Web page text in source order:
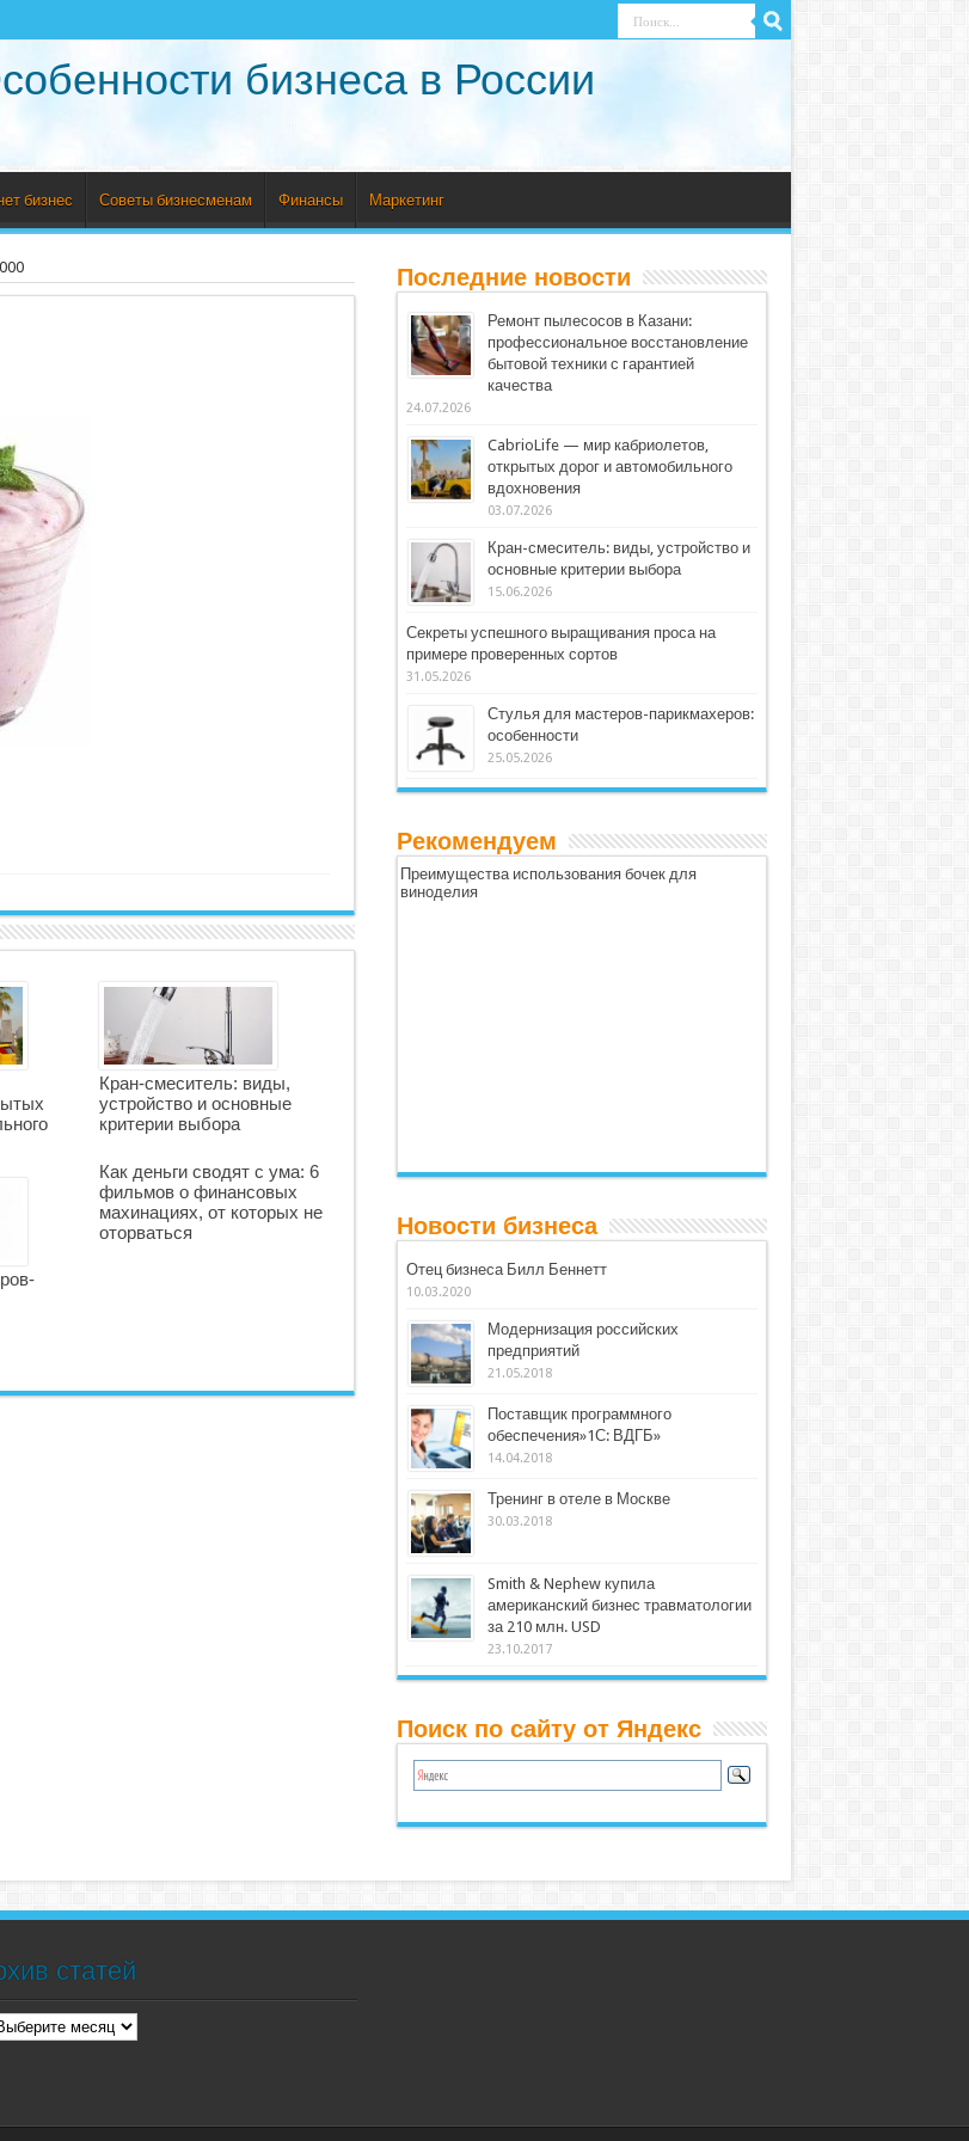
бизнеса в России
бизнес Советы бизнесменам Финансы Маркетинг
Кран-смеситель: виды,
устройство и основные
критерии выбора
Как деньги сводят с ума: 6
фильмов о финансовых
махинациях, от которых не
оторваться
Последние новости
Ремонт пылесосов в Казани:
профессиональное восстановление
бытовой техники с гарантией
качества
24.07.2026
CabrioLife — мир кабриолетов,
открытых дорог и автомобильного
вдохновения
03.07.2026
Кран-смеситель: виды, устройство и
основные критерии выбора
15.06.2026
Секреты успешного выращивания проса на
примере проверенных сортов
31.05.2026
Стулья для мастеров-парикмахеров:
особенности
25.05.2026
Рекомендуем
Преимущества использования бочек для
виноделия
Новости бизнеса
Отец бизнеса Билл Беннетт
10.03.2020
Модернизация российских
предприятий
21.05.2018
Поставщик программного
обеспечения»1С: ВДГБ»
14.04.2018
Тренинг в отеле в Москве
30.03.2018
Smith & Nephew купила
американский бизнес травматологии
за 210 млн. USD
23.10.2017
Поиск по сайту от Яндекс
статей